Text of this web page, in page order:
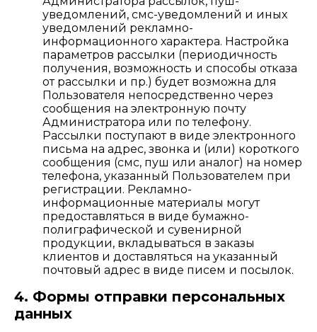
уведомлений, смс-уведомлений и иных
уведомлений рекламно-
информационного характера. Настройка
параметров рассылки (периодичность
получения, возможность и способы отказа
от рассылки и пр.) будет возможна для
Пользователя непосредственно через
сообщения на электронную почту
Администратора или по телефону.
Рассылки поступают в виде электронного
письма на адрес, звонка и (или) короткого
сообщения (смс, пуш или аналог) на номер
телефона, указанный Пользователем при
регистрации. Рекламно-
информационные материалы могут
предоставляться в виде бумажно-
полиграфической и сувенирной
продукции, вкладываться в заказы
клиентов и доставляться на указанный
почтовый адрес в виде писем и посылок.
4. Формы отправки персональных
данных